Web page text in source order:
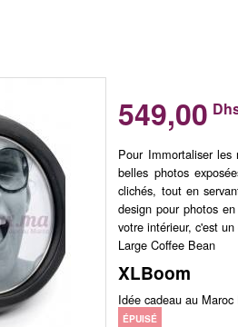
549,00
Pour Immortaliser
belles photos
clichés, tout en
design pour photos
votre intérieur, c'est
Large Coffee Bean
XLBoom
Idée cadeau au
ÉPUISÉ